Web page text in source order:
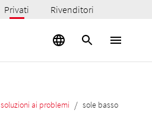
Privati Rivenditori
soluzioni ai problemi / sole basso